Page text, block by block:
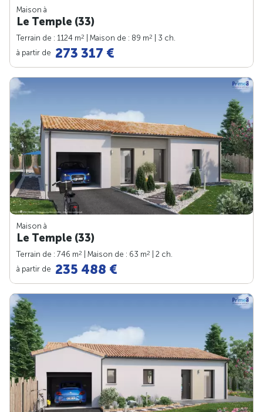
Maison à
Le Temple (33)
Terrain de : 1124 m2 | Maison de : 89 m2
| 3 ch.
à partir de 273 317 €
Maison à
Le Temple (33)
Terrain de : 746 m2 | Maison de : 63 m2
| 2 ch.
à partir de 235 488 €